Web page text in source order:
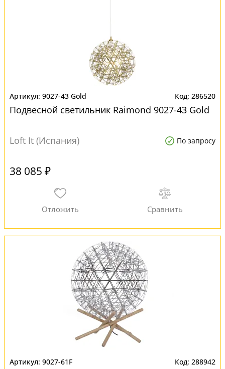
9027-43 Gold 286520
Подвесной светильник Raimond 9027-43 Gold
Loft It (Испания) По запросу
38 085 ₽
9027-61F 288942